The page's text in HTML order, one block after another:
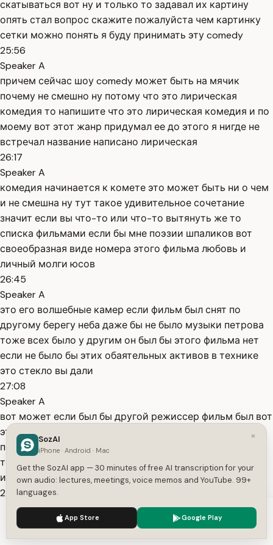
скатываться вот ну и только то задавал их картину
опять стал вопрос скажите пожалуйста чем картинку
сетки можно понять я буду принимать эту comedy
25:56
Speaker A
причем сейчас шоу comedy может быть на мячик
почему не смешно ну потому что это лирическая
комедия то напишите что это лирическая комедия и по
моему вот этот жанр придумал ее до этого я нигде не
встречал название написано лирическая
26:17
Speaker A
комедия начинается к комете это может быть ни о чем
и не смешна ну тут такое удивительное сочетание
значит если вы что-то или что-то вытянуть же то
списка фильмами если бы мне поэзии шпаликов вот
своеобразная виде номера этого фильма любовь и
личный молги юсов
26:45
Speaker A
это его волшебные камер если фильм был снят по
другому берегу неба даже бы не было музыки петрова
тоже всех было у другим он был бы этого фильма нет
если не было бы этих обаятельных активов в технике
это стекло вы дали
27:08
Speaker A
вот может если был бы другой режиссер фильм был вот
это можно а вот это нельзя исключить ни один это
понятно вот такая юсов уникальность юсова кроме
того чтобы здесь не открыта в том что он всегда
изображение отталкивается от драматургии
27:35
Speaker A
что редко бывает супер а то ли потому что всегда
можно угадать там ну гоша лидбир блестящие и когда
We use cookies to enhance your experience.
×
SozAI
iPhone · Android · Mac
Get the SozAI app — 30 minutes of free AI transcription for your
own audio: lectures, meetings, voice memos and YouTube. 99+
languages.
App Store Google Play